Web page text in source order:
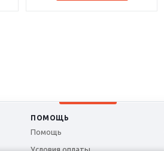
ПОМОЩЬ
Помощь
Условия оплаты